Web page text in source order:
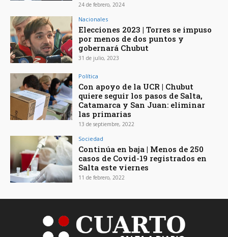
24 de febrero, 2024
Nacionales
Elecciones 2023 | Torres se impuso
por menos de dos puntos y
gobernará Chubut
31 de julio, 2023
Política
Con apoyo de la UCR | Chubut
quiere seguir los pasos de Salta,
Catamarca y San Juan: eliminar
las primarias
13 de septiembre, 2022
Sociedad
Continúa en baja | Menos de 250
casos de Covid-19 registrados en
Salta este viernes
11 de febrero, 2022